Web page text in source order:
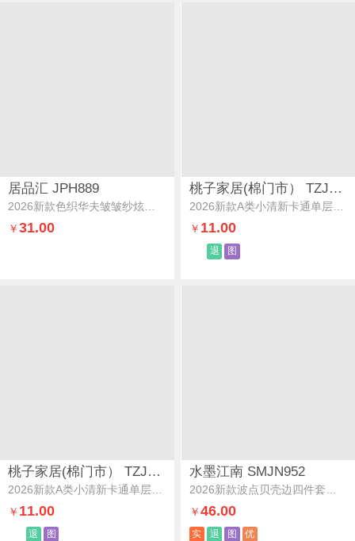
居品汇 JPH889
￥31.00
桃子家居(棉门市） TZJJED1190
2026新款A类小清新卡通单层双面绒牛奶绒多功能披肩毯休闲毯空调毯单床单毛毯绒毛毯-MT粉梦心星
￥ 11.00
退 图
桃子家居(棉门市） TZJJED1190
￥ 11.00
退 图
水墨江南 SMJN952
￥ 46.00
实 退 图 优